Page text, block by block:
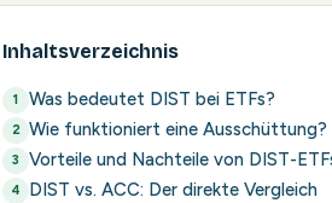
Inhaltsverzeichnis
Was bedeutet DIST bei ETFs?
Wie funktioniert eine Ausschüttung?
Vorteile und Nachteile von DIST-
DIST vs. ACC: Der direkte Vergleich